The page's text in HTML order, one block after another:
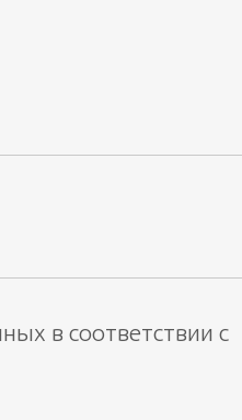
в соответствии с